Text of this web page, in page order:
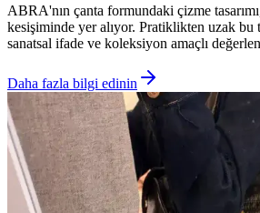
ABRA'nın çanta formundaki çizme
kesişiminde yer alıyor. Pratiklikten uzak bu
sanatsal ifade ve koleksiyon amaçlı
Daha fazla bilgi edinin